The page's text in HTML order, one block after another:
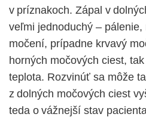
v príznakoch. Zápal v
veľmi jednoduchý –
močení, prípadne krvavý
horných močových ciest,
teplota. Rozvinúť sa môže
z dolných močových ciest
teda o vážnejší stav